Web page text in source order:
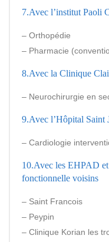
7.Avec l’institut Paoli
– Orthopédie
– Pharmacie
8.Avec la Clinique
– Neurochirurgie en
9.Avec l’Hôpital Saint
– Cardiologie
10.Avec les EHPAD
fonctionnelle voisins
– Saint Francois
– Peypin
– Clinique Korian les